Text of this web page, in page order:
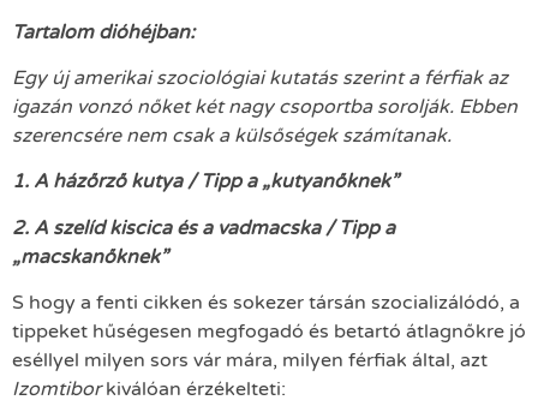
Tartalom dióhéjban:
Egy új amerikai szociológiai kutatás szerint a férfiak az
igazán vonzó nőket két nagy csoportba sorolják. Ebben
szerencsére nem csak a külsőségek számítanak.
1. A házőrző kutya / Tipp a „kutyanőknek”
2. A szelíd kiscica és a vadmacska / Tipp a
„macskanőknek”
S hogy a fenti cikken és sokezer társán szocializálódó, a
tippeket hűségesen megfogadó és betartó átlagnőkre jó
eséllyel milyen sors vár mára, milyen férfiak által, azt
Izomtiborkiválóan érzékelteti: